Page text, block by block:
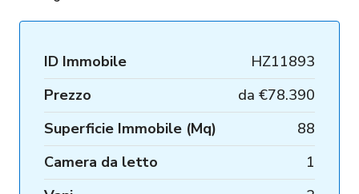
ID Immobile
HZ11893
Prezzo
da €78.390
Superficie Immobile (Mq)
88
Camera da letto
1